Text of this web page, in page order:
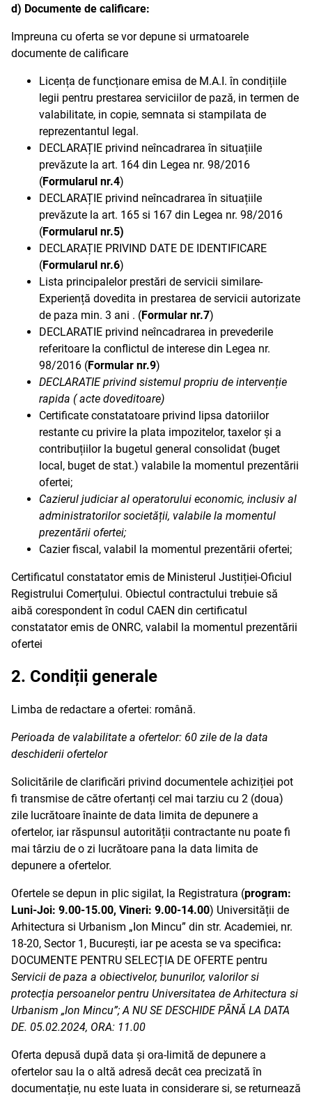
d) Documente de calificare:
Impreuna cu oferta se vor depune si urmatoarele
documente de calificare
Licența de funcționare emisa de M.A.I. în condițiile
legii pentru prestarea serviciilor de pază, in termen de
valabilitate, in copie, semnata si stampilata de
reprezentantul legal.
DECLARAȚIE privind neîncadrarea în situațiile
prevăzute la art. 164 din Legea nr. 98/2016
(Formularul nr.4)
DECLARAȚIE privind neîncadrarea în situațiile
prevăzute la art. 165 si 167 din Legea nr. 98/2016
(Formularul nr.5)
DECLARAȚIE PRIVIND DATE DE IDENTIFICARE
(Formularul nr.6)
Lista principalelor prestări de servicii similare-
Experiență dovedita in prestarea de servicii autorizate
de paza min. 3 ani . (Formular nr.7)
DECLARATIE privind neîncadrarea in prevederile
referitoare la conflictul de interese din Legea nr.
98/2016 (Formular nr.9)
DECLARATIE privind sistemul propriu de intervenție
rapida ( acte doveditoare)
Certificate constatatoare privind lipsa datoriilor
restante cu privire la plata impozitelor, taxelor și a
contribuțiilor la bugetul general consolidat (buget
local, buget de stat.) valabile la momentul prezentării
ofertei;
Cazierul judiciar al operatorului economic, inclusiv al
administratorilor societății, valabile la momentul
prezentării ofertei;
Cazier fiscal, valabil la momentul prezentării ofertei;
Certificatul constatator emis de Ministerul Justiției-Oficiul
Registrului Comerțului. Obiectul contractului trebuie să
aibă corespondent în codul CAEN din certificatul
constatator emis de ONRC, valabil la momentul prezentării
ofertei
2. Condiții generale
Limba de redactare a ofertei: română.
Perioada de valabilitate a ofertelor: 60 zile de la data
deschiderii ofertelor
Solicitările de clarificări privind documentele achiziției pot
fi transmise de către ofertanți cel mai tarziu cu 2 (doua)
zile lucrătoare înainte de data limita de depunere a
ofertelor, iar răspunsul autorității contractante nu poate fi
mai târziu de o zi lucrătoare pana la data limita de
depunere a ofertelor.
Ofertele se depun in plic sigilat, la Registratura (program:
Luni-Joi: 9.00-15.00, Vineri: 9.00-14.00) Universității de
Arhitectura si Urbanism „Ion Mincu” din str. Academiei, nr.
18-20, Sector 1, București, iar pe acesta se va specifica:
DOCUMENTE PENTRU SELECȚIA DE OFERTE pentru
Servicii de paza a obiectivelor, bunurilor, valorilor si
protecția persoanelor pentru Universitatea de Arhitectura si
Urbanism „Ion Mincu”; A NU SE DESCHIDE PÂNĂ LA DATA
DE. 05.02.2024, ORA: 11.00
Oferta depusă după data și ora-limită de depunere a
ofertelor sau la o altă adresă decât cea precizată în
documentație, nu este luata in considerare si, se returnează